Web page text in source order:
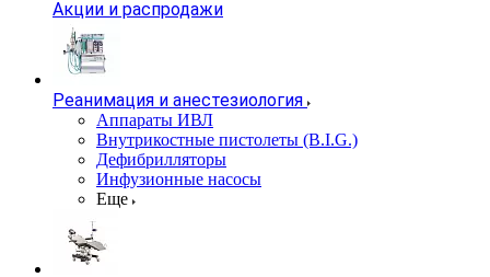
Акции и распродажи
Реанимация и анестезиология
Аппараты ИВЛ
Внутрикостные пистолеты (B.I.G.)
Дефибрилляторы
Инфузионные насосы
Еще